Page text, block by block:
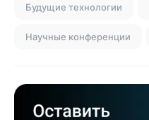
Будущие технологии
Научные конференции